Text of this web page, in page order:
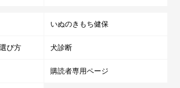
いぬのきもち健保
び方 犬診断
購読者専用ページ